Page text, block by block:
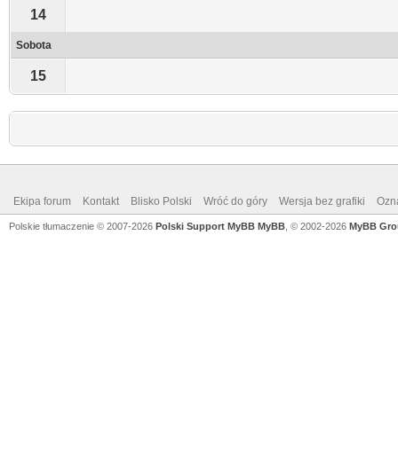
14
Sobota
15
Ekipa forum Kontakt Blisko Polski Wróć do góry Wersja bez grafiki
Polskie tłumaczenie © 2007-2026 Polski Support MyBB MyBB , © 2002-2026 MyBB